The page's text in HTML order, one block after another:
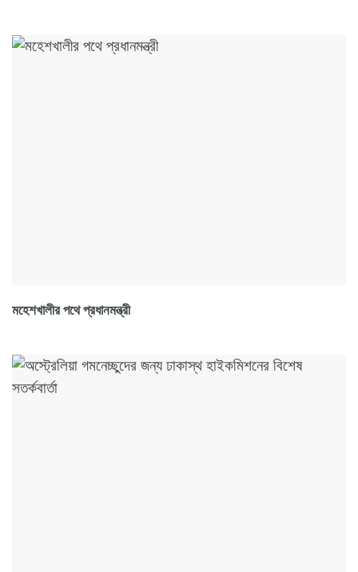
মহেশখালীর পথে প্রধানমন্ত্রী